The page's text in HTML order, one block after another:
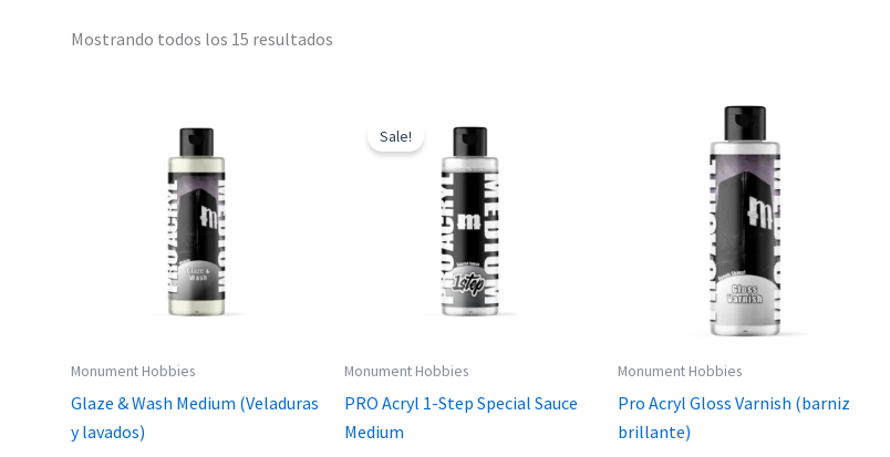
Mostrando todos los 15 resultados
Monument Hobbies
Glaze & Wash Medium (Veladuras
y lavados)
Sale!
Monument Hobbies
PRO Acryl 1-Step Special Sauce
Medium
Monument Hobbies
Pro Acryl Gloss Varnish (barniz
brillante)